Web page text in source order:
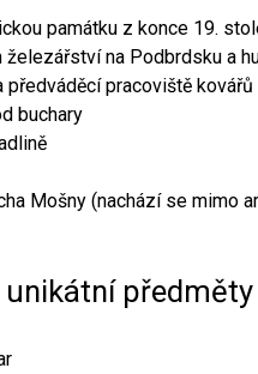
památku z konce 19.
železářství na Podbrdsku a
předváděcí pracoviště kovářů
buchary
Mošny (nachází se mimo
předměty